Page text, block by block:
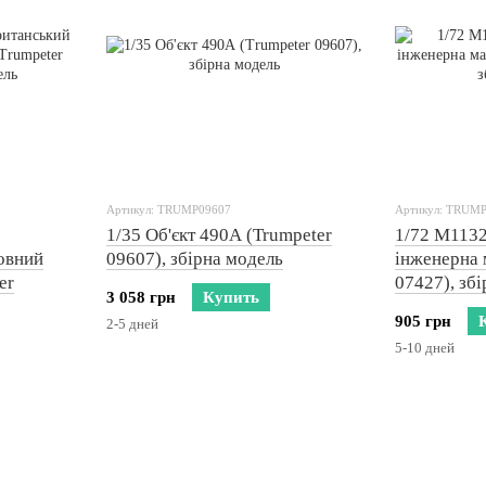
Артикул: TRUMP09607
1/35 Об'єкт 490А (Trumpeter
09607), збірна модель
3 058 грн Купить
2-5 дней
Артикул:
1/72
07427),
905 грн
5-10 дней